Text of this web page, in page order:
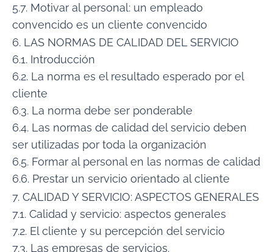
5.7. Motivar al personal: un empleado
convencido es un cliente convencido
6. LAS NORMAS DE CALIDAD DEL SERVICIO
6.1. Introducción
6.2. La norma es el resultado esperado por el
cliente
6.3. La norma debe ser ponderable
6.4. Las normas de calidad del servicio deben
ser utilizadas por toda la organización
6.5. Formar al personal en las normas de calidad
6.6. Prestar un servicio orientado al cliente
7. CALIDAD Y SERVICIO: ASPECTOS GENERALES
7.1. Calidad y servicio: aspectos generales
7.2. El cliente y su percepción del servicio
7.3. Las empresas de servicios.